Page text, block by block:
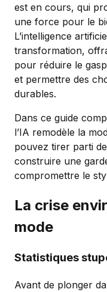
est en cours, qui
une force pour le
L’intelligence
transformation,
pour réduire le
et permettre des
durables.
Dans ce guide
l’IA remodèle la
pouvez tirer parti
construire une
compromettre le
La crise
mode
Statistiques
Avant de plonger